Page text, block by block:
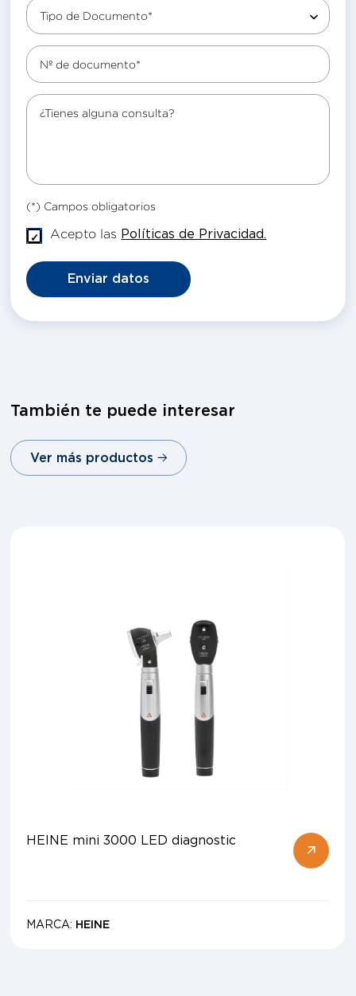
Tipo de Documento*
Nº de documento*
¿Tienes alguna consulta?
(*) Campos obligatorios
Acepto las Políticas de Privacidad.
Enviar datos
También te puede interesar
Ver más productos
HEINE mini 3000 LED diagnostic
MARCA: HEINE